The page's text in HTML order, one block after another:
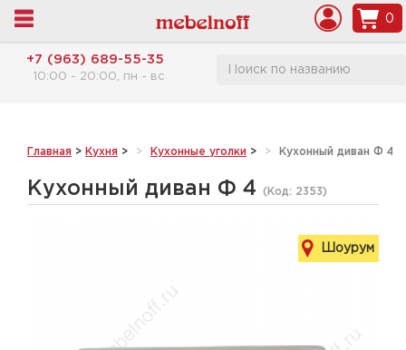
0
+7 (963) 689-55-35
10:00 - 20:00, пн - вс
Главная > Кухня > Кухонные уголки > Кухонный диван Ф 4
Кухонный диван Ф 4 (Код: 2353)
Шоурум